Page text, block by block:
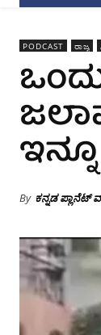
PODCAST ರಾಜ್ಯ
By ಕನ್ನಡ ಪ್ಲಾನೆಟ್